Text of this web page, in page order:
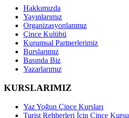
Hakkımızda
Yayınlarımız
Organizasyonlarımız
Çince Kulübü
Kurumsal Partnerlerimiz
Burslarımız
Basında Biz
Yazarlarımız
KURSLARIMIZ
Yaz Yoğun Çince Kursları
Turist Rehberleri İçin Çince Kursu